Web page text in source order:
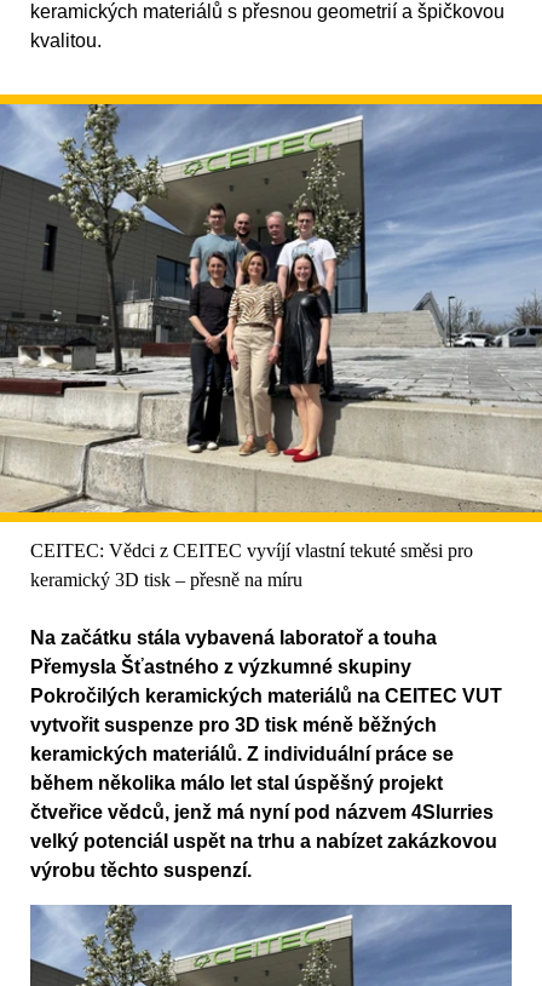
keramických materiálů s přesnou geometrií a špičkovou
kvalitou.
CEITEC: Vědci z CEITEC vyvíjí vlastní tekuté směsi pro
keramický 3D tisk – přesně na míru
Na začátku stála vybavená laboratoř a touha
Přemysla Šťastného z výzkumné skupiny
Pokročilých keramických materiálů na CEITEC VUT
vytvořit suspenze pro 3D tisk méně běžných
keramických materiálů. Z individuální práce se
během několika málo let stal úspěšný projekt
čtveřice vědců, jenž má nyní pod názvem 4Slurries
velký potenciál uspět na trhu a nabízet zakázkovou
výrobu těchto suspenzí.